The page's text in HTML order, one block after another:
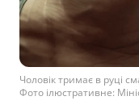
Чоловік тримає в руці
Фото ілюстративне: